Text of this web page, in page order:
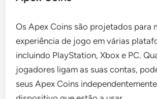
Os Apex Coins são projetados para
experiência de jogo em várias
incluindo PlayStation, Xbox e PC.
jogadores ligam as suas contas,
seus Apex Coins